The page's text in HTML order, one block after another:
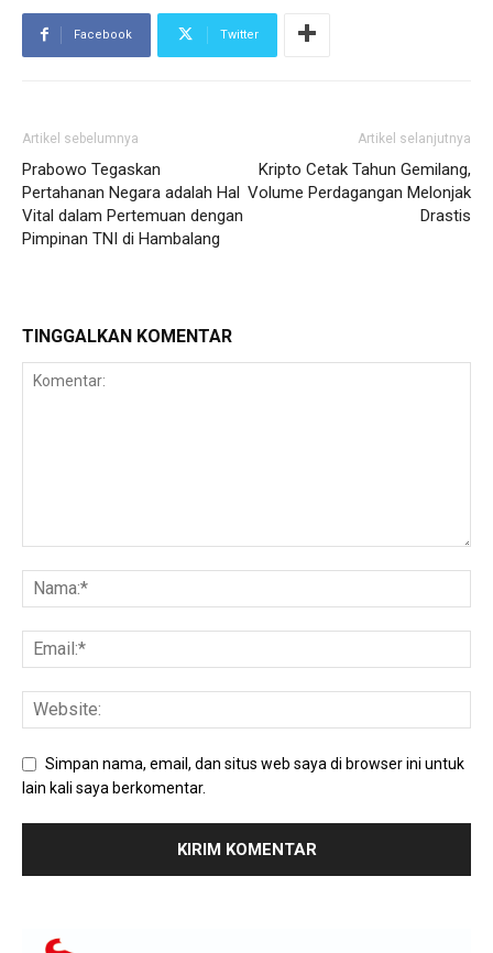
Facebook Twitter
Artikel sebelumnya
Prabowo Tegaskan
Pertahanan Negara adalah Hal
Vital dalam Pertemuan dengan
Pimpinan TNI di Hambalang
Artikel selanjutnya
Kripto Cetak Tahun Gemilang,
Volume Perdagangan Melonjak
Drastis
TINGGALKAN KOMENTAR
Simpan nama, email, dan situs web saya di browser ini untuk
lain kali saya berkomentar.